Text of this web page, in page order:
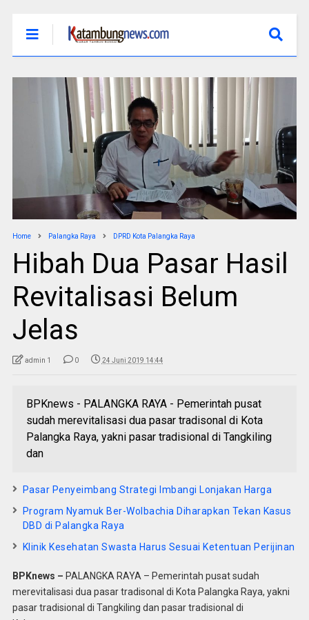
Home Palangka Raya DPRD Kota Palangka Raya
Hibah Dua Pasar Hasil
Revitalisasi Belum
Jelas
admin 1 0 24 Juni 2019 14:44
BPKnews - PALANGKA RAYA - Pemerintah pusat
sudah merevitalisasi dua pasar tradisonal di Kota
Palangka Raya, yakni pasar tradisional di Tangkiling
dan
Pasar Penyeimbang Strategi Imbangi Lonjakan Harga
Program Nyamuk Ber-Wolbachia Diharapkan Tekan Kasus
DBD di Palangka Raya
Klinik Kesehatan Swasta Harus Sesuai Ketentuan Perijinan
BPKnews – PALANGKA RAYA – Pemerintah pusat sudah
merevitalisasi dua pasar tradisonal di Kota Palangka Raya, yakni
pasar tradisional di Tangkiling dan pasar tradisional di